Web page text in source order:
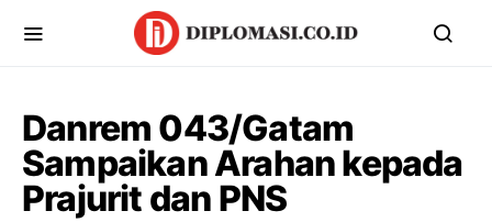
Danrem 043/Gatam
Sampaikan Arahan kepada
Prajurit dan PNS